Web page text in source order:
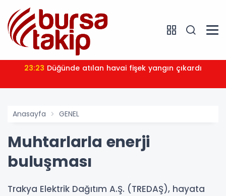
23:23 Düğünde atılan havai fişek yangın çıkardı
Anasayfa GENEL
Muhtarlarla enerji
buluşması
Trakya Elektrik Dağıtım A.Ş. (TREDAŞ), hayata